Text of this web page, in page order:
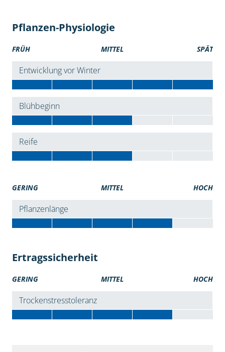
Pflanzen-Physiologie
FRÜH MITTEL SPÄT
Entwicklung vor Winter
Blühbeginn
Reife
GERING MITTEL HOCH
Pflanzenlänge
Ertragssicherheit
GERING MITTEL HOCH
Trockenstresstoleranz